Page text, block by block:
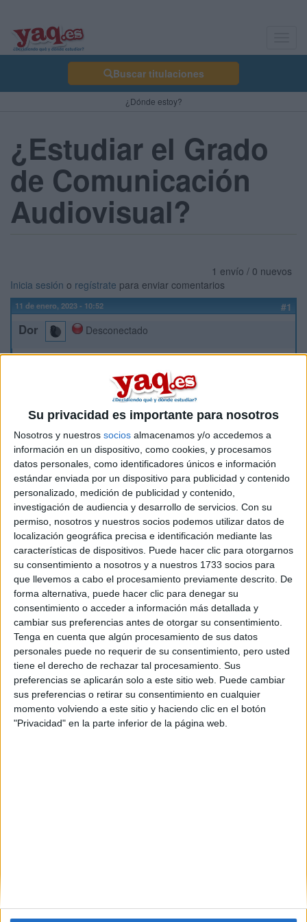
Su privacidad es importante para nosotros
Nosotros y nuestros socios almacenamos y/o accedemos a
información en un dispositivo, como cookies, y procesamos
datos personales, como identificadores únicos e información
estándar enviada por un dispositivo para publicidad y contenido
personalizado, medición de publicidad y contenido,
investigación de audiencia y desarrollo de servicios. Con su
permiso, nosotros y nuestros socios podemos utilizar datos de
localización geográfica precisa e identificación mediante las
características de dispositivos. Puede hacer clic para otorgarnos
su consentimiento a nosotros y a nuestros 1733 socios para
que llevemos a cabo el procesamiento previamente descrito. De
forma alternativa, puede hacer clic para denegar su
consentimiento o acceder a información más detallada y
cambiar sus preferencias antes de otorgar su consentimiento.
Tenga en cuenta que algún procesamiento de sus datos
personales puede no requerir de su consentimiento, pero usted
tiene el derecho de rechazar tal procesamiento. Sus
preferencias se aplicarán solo a este sitio web. Puede cambiar
sus preferencias o retirar su consentimiento en cualquier
momento volviendo a este sitio y haciendo clic en el botón
"Privacidad" en la parte inferior de la página web.
Buscar titulaciones
¿Dónde estoy?
¿Estudiar el Grado
de Comunicación
Audiovisual?
1 envío / 0 nuevos
Inicia sesión o regístrate para enviar comentarios
11 de enero, 2023 - 10:52 #1
Dor
Desconectado
Buenas,
soy una persona que ahora mismo estoy haciendo un grado
en Filosofía, y no sé si cambiarme al grado de Comunicación
Audiovisual, ya que hay muchas falacias y opiniones
negativas sobre este grado... Me gustaría realizarlo en la
UAH, pero, necesito gente que sepa de ese mundo y que me
cuente la realidad, de como será después de la carrera más
o menos. Muchisímas gracias al que se anime a contestarme,
ya que lo necesito mucho ahora mismo, el tiempo pasa y no
Un saludo y gracias por su atención:3.
Inicio
Etiquetas: La universidad - un mundo Comunicación Audiovisual